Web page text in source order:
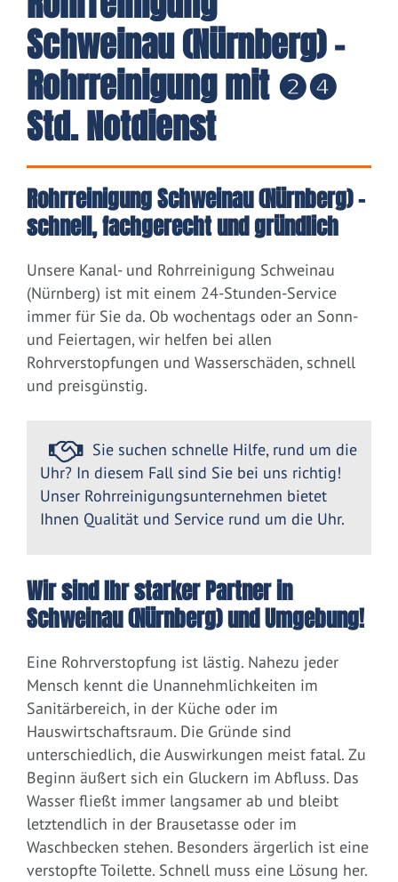
Schweinau (Nürnberg) -
Rohrreinigung mit ❷❹
Std. Notdienst
Rohrreinigung Schweinau (Nürnberg) –
schnell, fachgerecht und gründlich
Unsere Kanal- und Rohrreinigung Schweinau
(Nürnberg) ist mit einem 24-Stunden-Service
immer für Sie da. Ob wochentags oder an Sonn-
und Feiertagen, wir helfen bei allen
Rohrverstopfungen und Wasserschäden, schnell
und preisgünstig.
Sie suchen schnelle Hilfe, rund um die
Uhr? In diesem Fall sind Sie bei uns richtig!
Unser Rohrreinigungsunternehmen bietet
Ihnen Qualität und Service rund um die Uhr.
Wir sind Ihr starker Partner in
Schweinau (Nürnberg) und Umgebung!
Eine Rohrverstopfung ist lästig. Nahezu jeder
Mensch kennt die Unannehmlichkeiten im
Sanitärbereich, in der Küche oder im
Hauswirtschaftsraum. Die Gründe sind
unterschiedlich, die Auswirkungen meist fatal. Zu
Beginn äußert sich ein Gluckern im Abfluss. Das
Wasser fließt immer langsamer ab und bleibt
letztendlich in der Brausetasse oder im
Waschbecken stehen. Besonders ärgerlich ist eine
verstopfte Toilette. Schnell muss eine Lösung her.